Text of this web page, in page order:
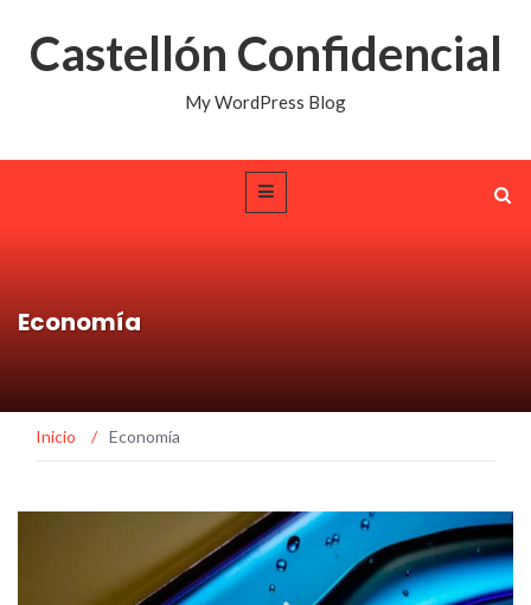
Castellón Confidencial
My WordPress Blog
Economía
Inicio / Economía